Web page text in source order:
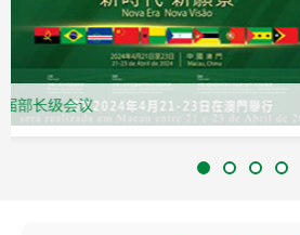
第六届部长级会议